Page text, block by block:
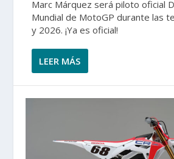
Marc Márquez será piloto oficial
Mundial de MotoGP durante las
y 2026. ¡Ya es oficial!
LEER MÁS